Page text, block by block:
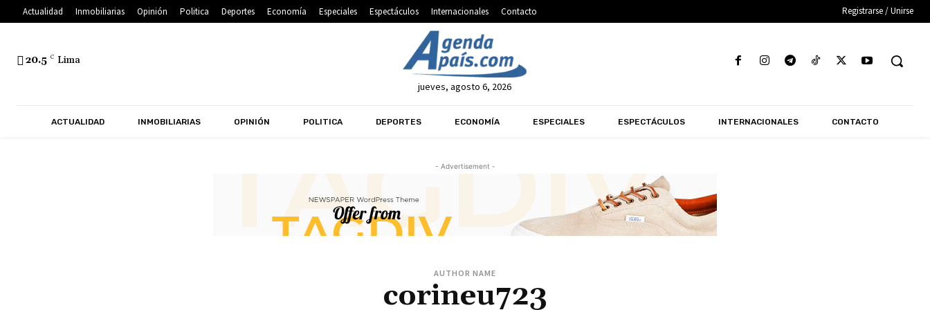
Actualidad Inmobiliarias Opinión Politica Deportes Economía Especiales Espectáculos Internacionales Contacto Registrarse / Unirse
20.5 C Lima
jueves, agosto 6, 2026
ACTUALIDAD INMOBILIARIAS OPINIÓN POLITICA DEPORTES ECONOMÍA ESPECIALES ESPECTÁCULOS INTERNACIONALES CONTACTO
- Advertisement -
AUTHOR NAME
corineu723